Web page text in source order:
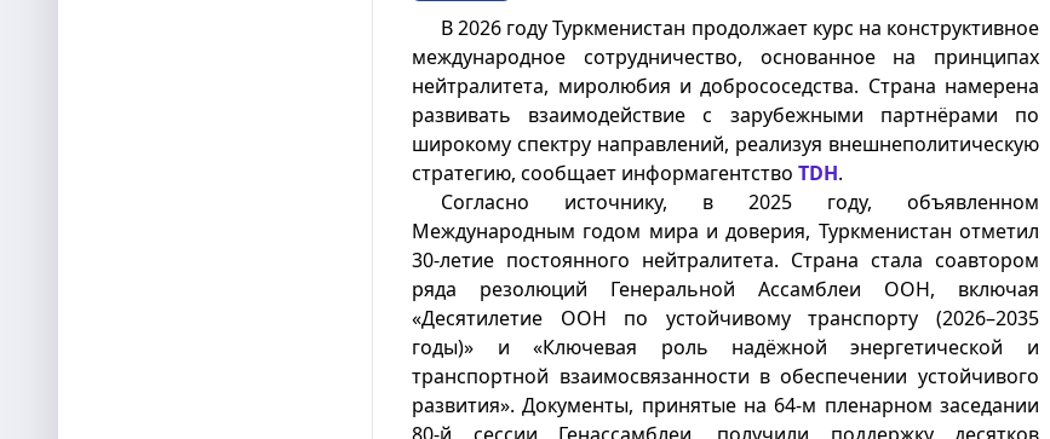
В 2026 году Туркменистан продолжает курс на конструктивное
международное сотрудничество, основанное на принципах
нейтралитета, миролюбия и добрососедства. Страна намерена
развивать взаимодействие с зарубежными партнёрами по
широкому спектру направлений, реализуя внешнеполитическую
стратегию, сообщает информагентствоTDH.
Согласно источнику, в 2025 году, объявленном
Международным годом мира и доверия, Туркменистан отметил
30-летие постоянного нейтралитета. Страна стала соавтором
ряда резолюций Генеральной Ассамблеи ООН, включая
«Десятилетие ООН по устойчивому транспорту (2026–2035
годы)» и «Ключевая роль надёжной энергетической и
транспортной взаимосвязанности в обеспечении устойчивого
развития». Документы, принятые на 64-м пленарном заседании